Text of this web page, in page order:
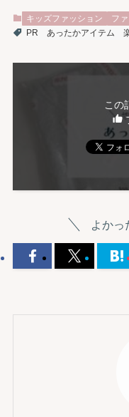
キッズファッション
フ
PR
あったかアイテム
この
よかっ